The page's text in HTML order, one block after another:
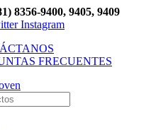
8356-9400, 9405, 9409
Instagram
FRECUENTES